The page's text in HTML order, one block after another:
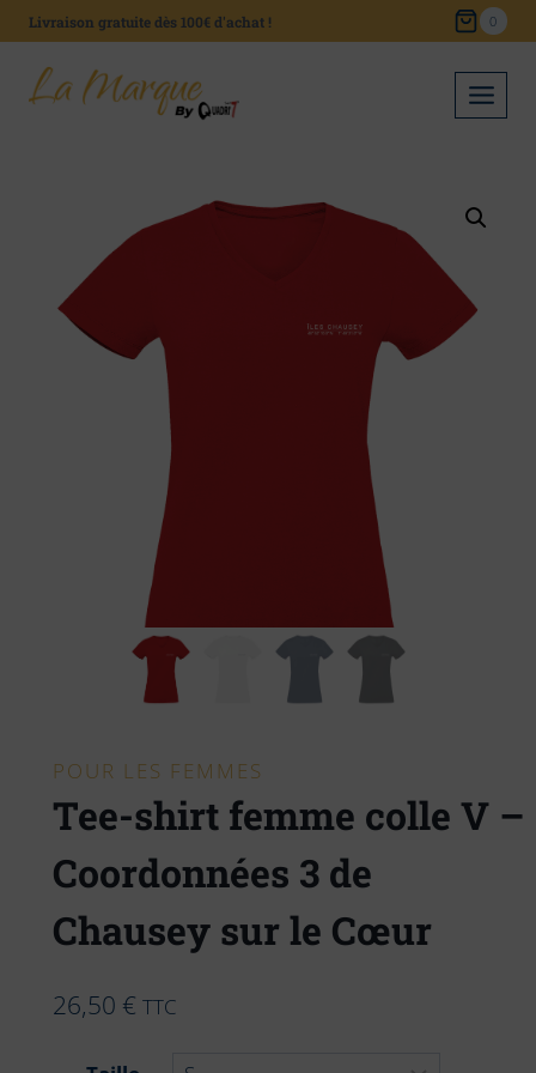
Skip
to
content
Livraison gratuite dès 100€ d'achat ! 0
POUR LES FEMMES
Tee-shirt femme colle V –
Coordonnées 3 de
Chausey sur le Cœur
26,50 € TTC